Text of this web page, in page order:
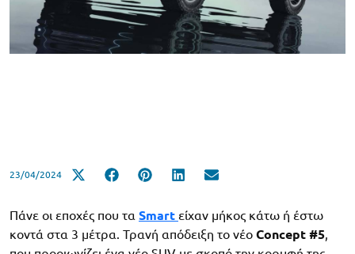
23/04/2024
Πάνε οι εποχές που τα Smart είχαν μήκος κάτω ή έστω
κοντά στα 3 μέτρα. Τρανή απόδειξη το νέο Concept #5,